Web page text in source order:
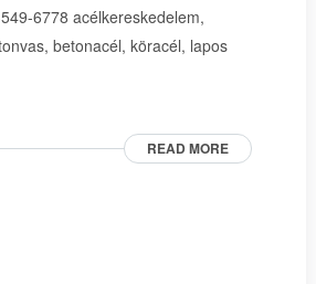
6778 acélkereskedelem,
betonacél, köracél, lapos
READ MORE